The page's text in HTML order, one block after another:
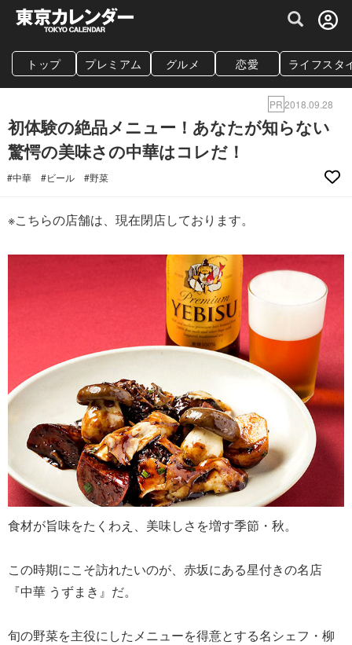
グルメ情報・プレミアムレストラン予約
トップ プレミアム グルメ 恋愛 ライフスタ
PR2018.09.28
初体験の絶品メニュー！あなたが知らない
驚愕の美味さの中華はコレだ！
#中華 #ビール #野菜
※こちらの店舗は、現在閉店しております。
食材が旨味をたくわえ、美味しさを増す季節・秋。
この時期にこそ訪れたいのが、赤坂にある星付きの名店
『中華 うずまき』だ。
旬の野菜を主役にしたメニューを得意とする名シェフ・柳